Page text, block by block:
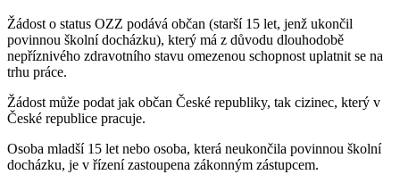
Žádost o status OZZ podává občan (starší 15 let, jenž ukončil
povinnou školní docházku), který má z důvodu dlouhodobě
nepříznivého zdravotního stavu omezenou schopnost uplatnit se na
trhu práce.
Žádost může podat jak občan České republiky, tak cizinec, který v
České republice pracuje.
Osoba mladší 15 let nebo osoba, která neukončila povinnou školní
docházku, je v řízení zastoupena zákonným zástupcem.